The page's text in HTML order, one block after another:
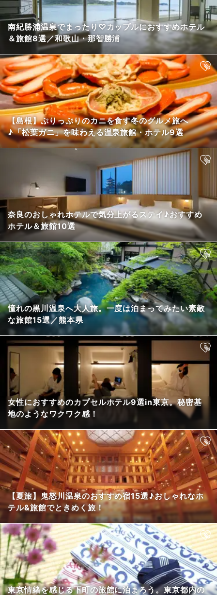
南紀勝浦温泉でまったり♡カップルにおすすめホテル
＆旅館8選／和歌山・那智勝浦
【島根】ぷりっぷりのカニを食す冬のグルメ旅へ
♪「松葉ガニ」を味わえる温泉旅館・ホテル9選
奈良のおしゃれホテルで気分上がるステイ♪おすすめ
ホテル＆旅館10選
憧れの黒川温泉へ大人旅。一度は泊まってみたい素敵
な旅館15選／熊本県
女性におすすめのカプセルホテル9選in東京。秘密基
地のようなワクワク感！
【夏旅】鬼怒川温泉のおすすめ宿15選♪おしゃれなホ
テル&旅館でときめく旅！
東京情緒を感じる下町の旅館に泊まろう。東京都内の